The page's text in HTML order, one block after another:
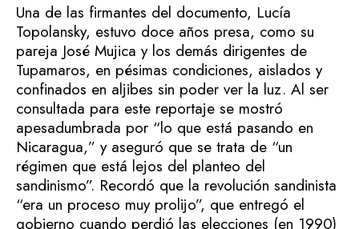
Una de las firmantes del documento, Lucía
Topolansky, estuvo doce años presa, como su
pareja José Mujica y los demás dirigentes de
Tupamaros, en pésimas condiciones, aislados y
confinados en aljibes sin poder ver la luz. Al ser
consultada para este reportaje se mostró
apesadumbrada por “lo que está pasando en
Nicaragua,” y aseguró que se trata de “un
régimen que está lejos del planteo del
sandinismo”. Recordó que la revolución sandinista
“era un proceso muy prolijo”, que entregó el
gobierno cuando perdió las elecciones (en 1990)